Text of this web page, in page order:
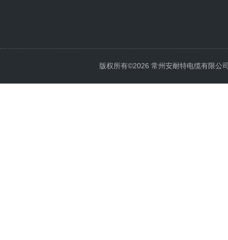
版权所有©2026 常州安耐特电缆有限